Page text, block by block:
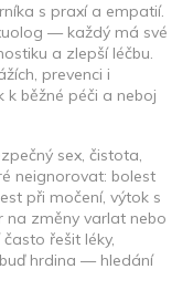
s praxí a empatií.
— každý má své
a zlepší léčbu.
prevenci i
k běžné péči a neboj
sex, čistota,
neignorovat: bolest
při močení, výtok s
na změny varlat nebo
řešit léky,
hrdina — hledání